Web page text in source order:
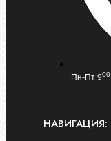
Пн-Пт 900
НАВИГАЦИЯ: